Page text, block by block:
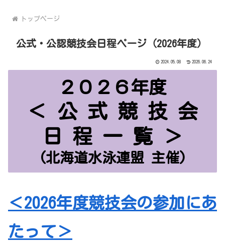
トップページ
公式・公認競技会日程ページ（2026年度）
2024.05.08 2026.06.24
２０２６年度
＜ 公 式 競 技 会
日 程 一 覧 ＞
(北海道水泳連盟 主催)
＜2026年度競技会の参加にあ
たって＞